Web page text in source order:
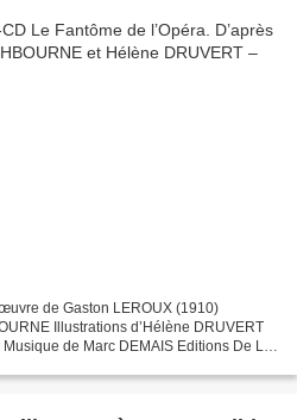
de Gaston LEROUX (1910)
Illustrations d’Hélène DRUVERT
de Marc DEMAIS Editions De La